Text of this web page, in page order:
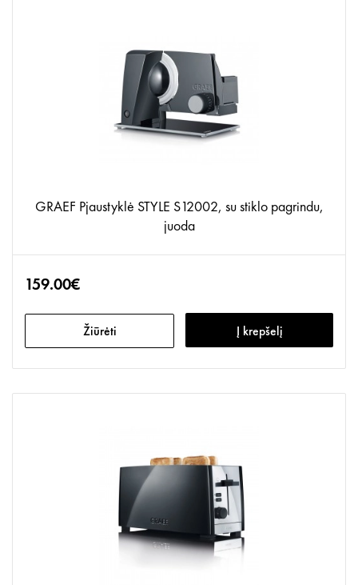
GRAEF Pjaustyklė STYLE S12002, su stiklo pagrindu,
juoda
159.00€
Žiūrėti Į krepšelį